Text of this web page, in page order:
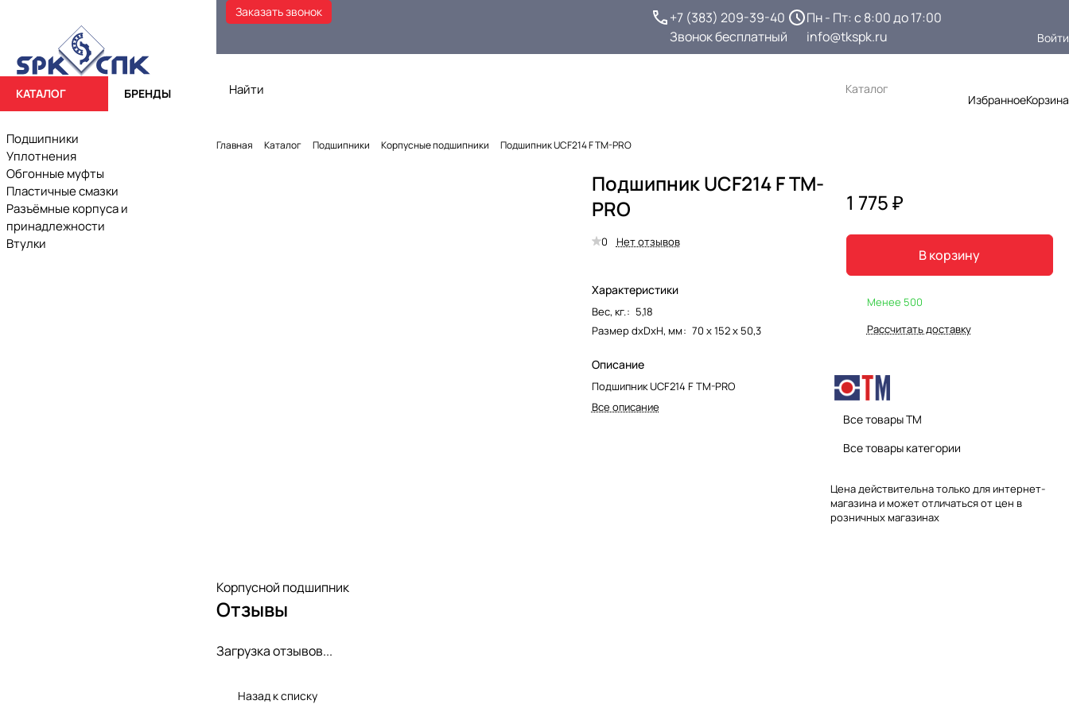
Заказать звонок
+7 (383) 209-39-40
Звонок бесплатный
Пн - Пт: с 8:00 до 17:00
info@tkspk.ru
Войти
Каталог
ИзбранноеКорзина
Главная Каталог Подшипники Корпусные подшипники Подшипник UCF214 F TM-PRO
Подшипник UCF214 F TM-
PRO
0 Нет отзывов
Характеристики
Вес, кг.: 5,18
Размер dxDxH, мм: 70 х 152 х 50,3
Описание
Подшипник UCF214 F TM-PRO
Все описание
1 775 ₽
В корзину
Менее 500
Рассчитать доставку
Все товары TM
Все товары категории
Цена действительна только для интернет-
магазина и может отличаться от цен в
розничных магазинах
Корпусной подшипник
Отзывы
Загрузка отзывов...
Назад к списку
КАТАЛОГ БРЕНДЫ
Подшипники
Уплотнения
Обгонные муфты
Пластичные смазки
Разъёмные корпуса и
принадлежности
Втулки